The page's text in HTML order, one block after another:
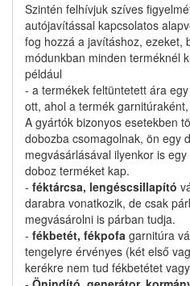
Szintén felhívjuk szíves
autójavítással kapcsolatos
fog hozzá a javításhoz, ezeket,
módunkban minden terméknél
például
- a termékek feltüntetett ára
ott, ahol a termék
A gyártók bizonyos esetekben
dobozba csomagolnak, ön egy
megvásárlásával ilyenkor is
doboz terméket kap.
- féktárcsa, lengéscsillapító
darabra vonatkozik, de csak
megvásárolni is párban tudja.
- fékbetét, fékpofa garnitúra
tengelyre érvényes (két első
kerékre nem tud fékbetétet
Katalógusban nem
Nem találtunk ilyen katalógus-
0950212050 keresése